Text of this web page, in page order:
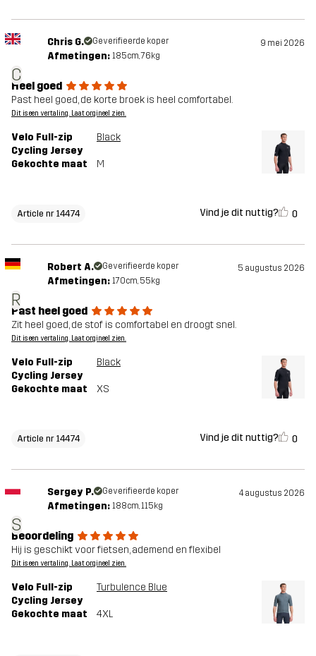
C
Chris G. Geverifieerde koper 9 mei 2026
Afmetingen: 185cm, 76kg
Heel goed
Past heel goed, de korte broek is heel comfortabel.
Dit is een vertaling. Laat orgineel zien.
Velo Full-zip
Cycling Jersey
Black
Gekochte maat M
Article nr 14474 Vind je dit nuttig? 0
R
Robert A. Geverifieerde koper 5 augustus 2026
Afmetingen: 170cm, 55kg
Past heel goed
Zit heel goed, de stof is comfortabel en droogt snel.
Dit is een vertaling. Laat orgineel zien.
Velo Full-zip
Cycling Jersey
Black
Gekochte maat XS
Article nr 14474 Vind je dit nuttig? 0
S
Sergey P. Geverifieerde koper 4 augustus 2026
Afmetingen: 188cm, 115kg
Beoordeling
Hij is geschikt voor fietsen, ademend en flexibel
Dit is een vertaling. Laat orgineel zien.
Velo Full-zip
Cycling Jersey
Turbulence Blue
Gekochte maat 4XL